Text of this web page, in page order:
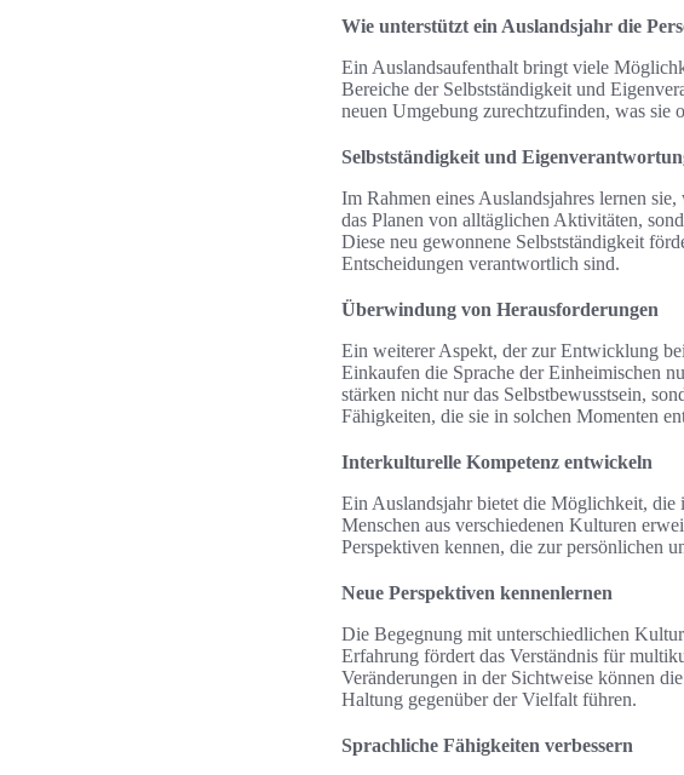
Wie unterstützt ein Auslandsjahr die
Ein Auslandsaufenthalt bringt viele
Bereiche der Selbstständigkeit und
neuen Umgebung zurechtzufinden, was sie
Selbstständigkeit und
Im Rahmen eines Auslandsjahres lernen
das Planen von alltäglichen Aktivitäten,
Diese neu gewonnene Selbstständigkeit
Entscheidungen verantwortlich sind.
Überwindung von Herausforderungen
Ein weiterer Aspekt, der zur Entwicklung
Einkaufen die Sprache der Einheimischen
stärken nicht nur das Selbstbewusstsein,
Fähigkeiten, die sie in solchen Momenten
Interkulturelle Kompetenz entwickeln
Ein Auslandsjahr bietet die Möglichkeit,
Menschen aus verschiedenen Kulturen
Perspektiven kennen, die zur persönlichen
Neue Perspektiven kennenlernen
Die Begegnung mit unterschiedlichen
Erfahrung fördert das Verständnis für
Veränderungen in der Sichtweise können
Haltung gegenüber der Vielfalt führen.
Sprachliche Fähigkeiten verbessern